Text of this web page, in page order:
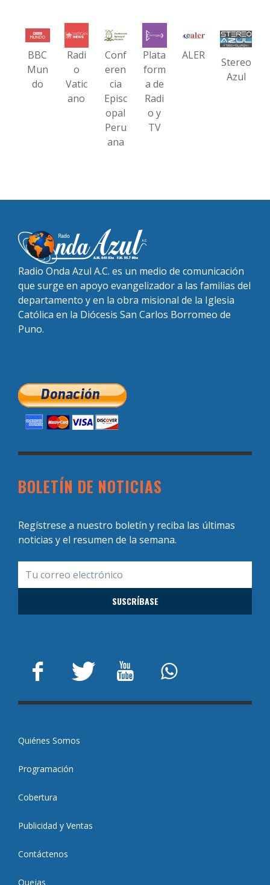
BBC
Mun
do
Radi
o
Vatic
ano
Conf
eren
cia
Episc
opal
Peru
ana
Plata
form
a de
Radi
o y
TV
ALER
Stereo
Azul
Radio Onda Azul A.C. es un medio de comunicación
que surge en apoyo evangelizador a las familias del
departamento y en la obra misional de la Iglesia
Católica en la Diócesis San Carlos Borromeo de
Puno.
BOLETÍN DE NOTICIAS
Regístrese a nuestro boletín y reciba las últimas
noticias y el resumen de la semana.
Quiénes Somos
Programación
Cobertura
Publicidad y Ventas
Contáctenos
Quejas